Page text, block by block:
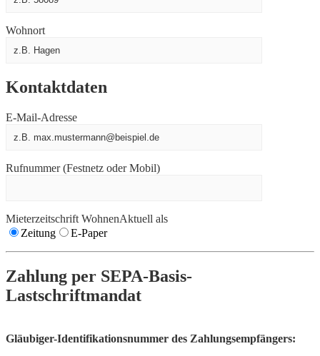
Wohnort
Kontaktdaten
E-Mail-Adresse
Rufnummer (Festnetz oder Mobil)
Mieterzeitschrift WohnenAktuell als
Zeitung
E-Paper
Zahlung per SEPA-Basis-
Lastschriftmandat
Gläubiger-Identifikationsnummer des Zahlungsempfängers: